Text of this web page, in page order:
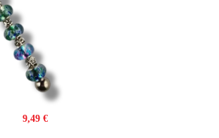
9,49 €